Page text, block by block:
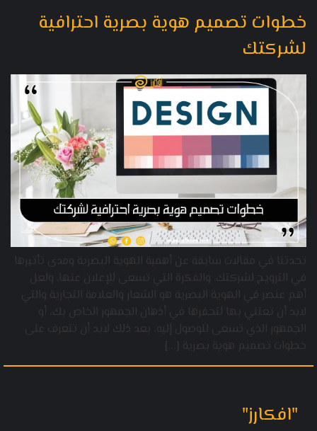
خطوات تصميم هوية بصرية احترافية
لشركتك
تحدثنا في مقالات سابقة عن أهمية الهوية البصرية ومدى تأثيرها
في الترويج لشركتك. والفكرة التي تسعى للإعلان عنها. ولعل
أهم عنصر في الهوية البصرية هو الشعار والعلامة التجارية والتي
لابد أن تعتني بها لتحفرها في أذهان الجمهور الخاص بك، أو
الجمهور الذي تسعى للوصول إليه، بعد ذلك لابد أن تتعرف على
خطوات تصميم هوية بصرية […]
"افكارز"